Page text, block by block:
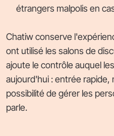
étrangers malpolis en
Chatiw conserve
ont utilisé les salons de
ajoute le contrôle auquel
aujourd'hui : entrée rapide,
possibilité de gérer les
parle.